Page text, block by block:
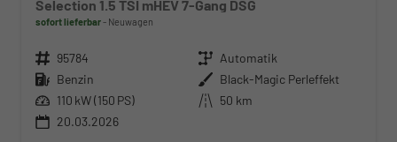
Selection 1.5 TSI mHEV 7-Gang DSG
sofort lieferbar Neuwagen
Fahrzeugnr. 95784 Getriebe Automatik
Kraftstoff Benzin Außenfarbe Black-Magic Perleffekt
Leistung 110 kW (150 PS) Kilometerstand 50 km
20.03.2026